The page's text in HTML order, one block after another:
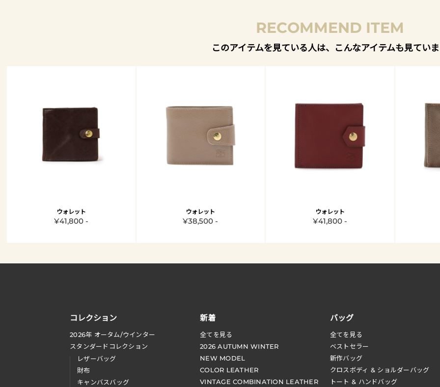
RECOMMEND ITEM
このアイテムを見ている人は、こんなアイテムも見てい
ウォレット
¥41,800 -
ウォレット
¥38,500 -
ウォレット
¥41,800 -
コレクション
2026年 オータム/ウインター
スタンダードコレクション
レザーバッグ
財布
キャンバスバッグ
新着
全てを見る
2026 AUTUMN WINTER
NEW MODEL
COLOR LEATHER
VINTAGE COMBINATION LEATHER
バッグ
全てを見る
ベストセラー
新作バッグ
クロスボディ & ショルダーバッグ
トート & ハンドバッグ